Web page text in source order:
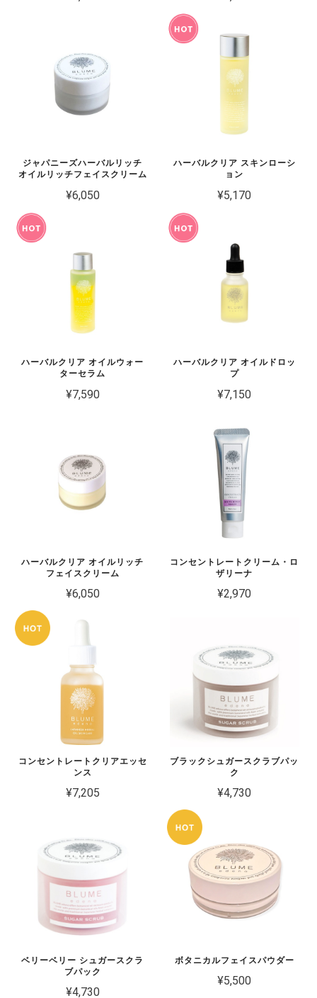
ジャパニーズハーバルリッチ
オイルリッチフェイスクリーム
¥6,050
ハーバルクリア スキンローシ
ョン
¥5,170
ハーバルクリア オイルウォー
ターセラム
¥7,590
ハーバルクリア オイルドロッ
プ
¥7,150
ハーバルクリア オイルリッチ
フェイスクリーム
¥6,050
コンセントレートクリーム・ロ
ザリーナ
¥2,970
コンセントレートクリアエッセ
ンス
¥7,205
ブラックシュガースクラブパッ
ク
¥4,730
ベリーベリー シュガースクラ
ブパック
¥4,730
ボタニカルフェイスパウダー
¥5,500